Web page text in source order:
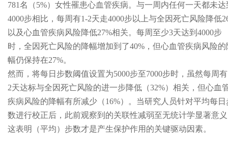
781名（5%）女性罹患心血管疾病。与一周内任何一天都未达
4000步相比，每周有1-2天走4000步以上与全因死亡风险降低
以及心血管疾病风险降低27%相关。每周至少3天达到4000步
时，全因死亡风险的降幅增加到了40%，但心血管疾病风险的
幅仍保持在27%。
然而，将每日步数阈值设置为5000步至7000步时，虽然每周
2天达标与全因死亡风险的进一步降低（32%）相关，但心血
疾病风险的降幅有所减少（16%）。当研究人员针对平均每日
数进行校正后，此前观察到的关联性减弱至无统计学显著意
这表明（平均）步数才是产生保护作用的关键驱动因素。